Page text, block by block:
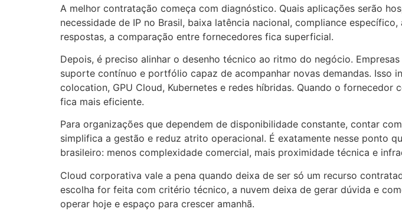
A melhor contratação começa com diagnóstico. Quais aplicações serão
necessidade de IP no Brasil, baixa latência nacional, compliance
respostas, a comparação entre fornecedores fica superficial.
Depois, é preciso alinhar o desenho técnico ao ritmo do negócio.
suporte contínuo e portfólio capaz de acompanhar novas demandas. Isso
colocation, GPU Cloud, Kubernetes e redes híbridas. Quando o
fica mais eficiente.
Para organizações que dependem de disponibilidade constante, contar
simplifica a gestão e reduz atrito operacional. É exatamente nesse ponto
brasileiro: menos complexidade comercial, mais proximidade técnica e
Cloud corporativa vale a pena quando deixa de ser só um recurso
escolha for feita com critério técnico, a nuvem deixa de gerar dúvida e
operar hoje e espaço para crescer amanhã.